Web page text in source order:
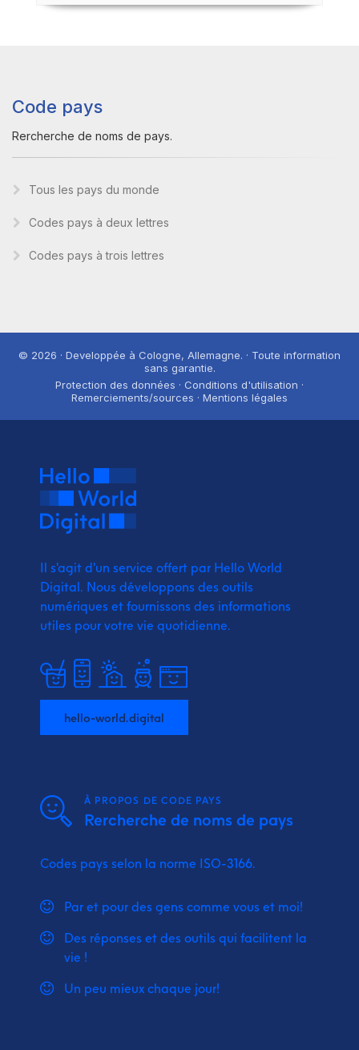
Code pays
Rercherche de noms de pays.
Tous les pays du monde
Codes pays à deux lettres
Codes pays à trois lettres
© 2026 · Developpée à Cologne, Allemagne. · Toute information
sans garantie.
Protection des données · Conditions d'utilisation ·
Remerciements/sources · Mentions légales
Il s'agit d'un service offert par Hello World
Digital. Nous développons des outils
numériques et fournissons des informations
utiles pour votre vie quotidienne.
hello-world.digital
À PROPOS DE CODE PAYS
Rercherche de noms de pays
Codes pays selon la norme ISO-3166.
Par et pour des gens comme vous et moi!
Des réponses et des outils qui facilitent la
vie !
Un peu mieux chaque jour!